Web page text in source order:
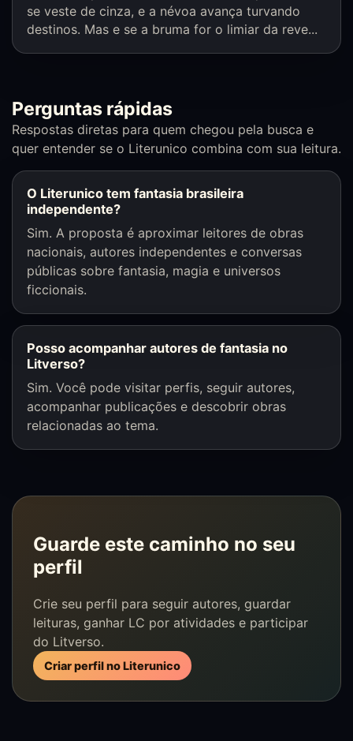
se veste de cinza, e a névoa avança turvando
destinos. Mas e se a bruma for o limiar da reve...
Perguntas rápidas
Respostas diretas para quem chegou pela busca e
quer entender se o Literunico combina com sua leitura.
O Literunico tem fantasia brasileira
independente?
Sim. A proposta é aproximar leitores de obras
nacionais, autores independentes e conversas
públicas sobre fantasia, magia e universos
ficcionais.
Posso acompanhar autores de fantasia no
Litverso?
Sim. Você pode visitar perfis, seguir autores,
acompanhar publicações e descobrir obras
relacionadas ao tema.
Guarde este caminho no seu
perfil
Crie seu perfil para seguir autores, guardar
leituras, ganhar LC por atividades e participar
do Litverso.
Criar perfil no Literunico